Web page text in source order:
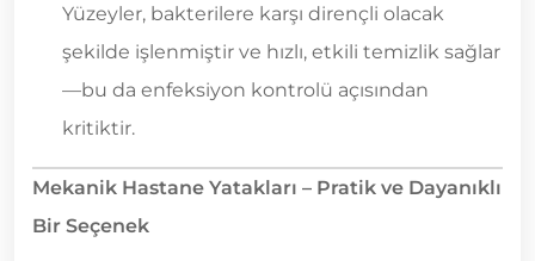
Yüzeyler, bakterilere karşı dirençli olacak
şekilde işlenmiştir ve hızlı, etkili temizlik sağlar
—bu da enfeksiyon kontrolü açısından
kritiktir.
Mekanik Hastane Yatakları – Pratik ve Dayanıklı
Bir Seçenek